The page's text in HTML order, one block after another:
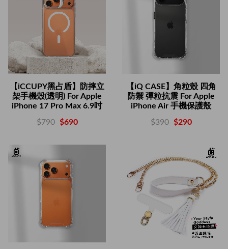
【iCCUPY黑占盾】防摔立
架手機殼(透明) For Apple
iPhone 17 Pro Max 6.9吋
$790 $690
【iQ CASE】角粒殼 四角
防禦 彈粒抗震 For Apple
iPhone Air 手機保護殼
$390 $290